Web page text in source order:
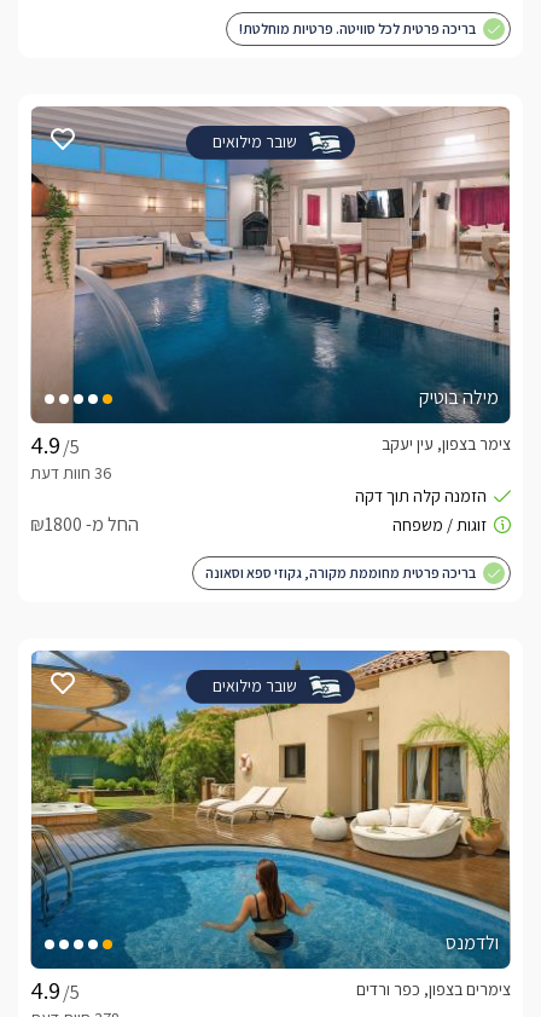
בריכה פרטית לכל סוויטה. פרטיות מוחלטת!
שובר מילואים
מילה בוטיק
/5
צימר בצפון, עין יעקב
החל מ- ₪1800
בריכה פרטית מחוממת מקורה, גקוזי ספא וסאונה
שובר מילואים
ולדמנס
/5
צימרים בצפון, כפר ורדים